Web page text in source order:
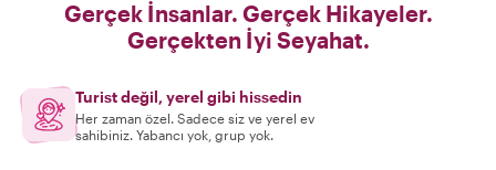
Gerçek İnsanlar. Gerçek Hikayeler.
Gerçekten İyi Seyahat.
Turist değil, yerel gibi hissedin
Her zaman özel. Sadece siz ve yerel ev
sahibiniz. Yabancı yok, grup yok.